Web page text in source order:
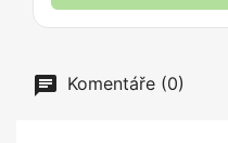
Komentáře (0)